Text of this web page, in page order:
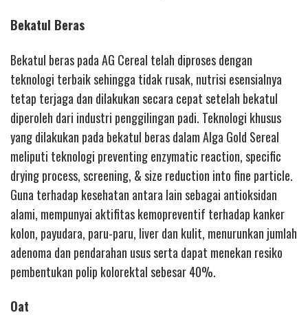
Bekatul Beras
Bekatul beras pada AG Cereal telah diproses dengan
teknologi terbaik sehingga tidak rusak, nutrisi esensialnya
tetap terjaga dan dilakukan secara cepat setelah bekatul
diperoleh dari industri penggilingan padi. Teknologi khusus
yang dilakukan pada bekatul beras dalam Alga Gold Sereal
meliputi teknologi preventing enzymatic reaction, specific
drying process, screening, & size reduction into fine particle.
Guna terhadap kesehatan antara lain sebagai antioksidan
alami, mempunyai aktifitas kemopreventif terhadap kanker
kolon, payudara, paru-paru, liver dan kulit, menurunkan jumlah
adenoma dan pendarahan usus serta dapat menekan resiko
pembentukan polip kolorektal sebesar 40%.
Oat